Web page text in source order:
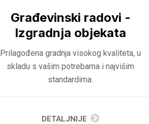
Građevinski radovi -
Izgradnja objekata
Prilagođena gradnja visokog kvaliteta, u
skladu s vašim potrebama i najvišim
standardima.
DETALJNIJE